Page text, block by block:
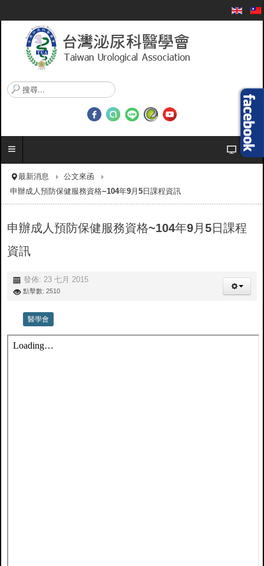
搜
尋
.
最新消息
公文來函
申辦成人預防保健服務資格~104年9月5日課程資訊
申辦成人預防保健服務資格~104年9月5日課程
資訊
發佈: 23 七月 2015
點擊數: 2510
醫學會